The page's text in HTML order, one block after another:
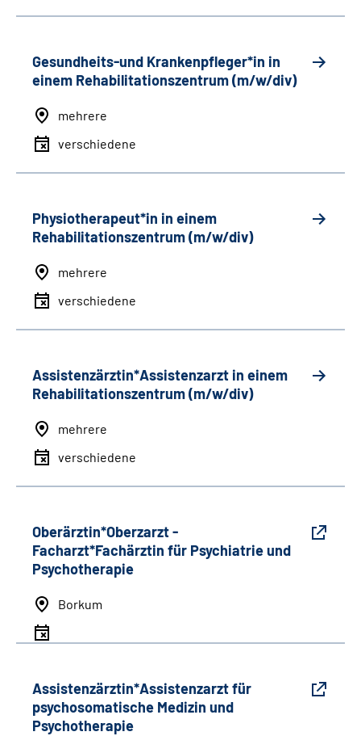
Gesundheits-und Krankenpfleger*in in
einem Rehabilitationszentrum (m/w/div)
mehrere
verschiedene
Physiotherapeut*in in einem
Rehabilitationszentrum (m/w/div)
mehrere
verschiedene
Assistenzärztin*Assistenzarzt in einem
Rehabilitationszentrum (m/w/div)
mehrere
verschiedene
Oberärztin*Oberzarzt -
Facharzt*Fachärztin für Psychiatrie und
Psychotherapie
Borkum
Assistenzärztin*Assistenzarzt für
psychosomatische Medizin und
Psychotherapie